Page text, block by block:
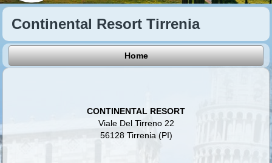
Continental Resort Tirrenia
Home
CONTINENTAL RESORT
Viale Del Tirreno 22
56128 Tirrenia (PI)